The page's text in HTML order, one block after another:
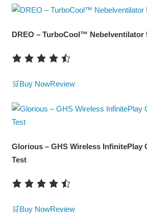
DREO – TurboCool™ Nebelventilator
🛒Buy NowReview
Glorious – GHS Wireless InfinitePlay
Test
🛒Buy NowReview